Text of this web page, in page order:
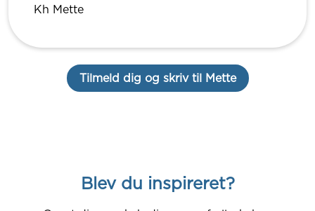
Kh Mette
Tilmeld dig og skriv til Mette
Blev du inspireret?